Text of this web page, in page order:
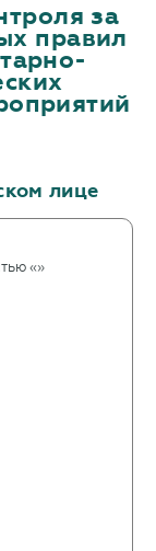
за
правил
лице
«»